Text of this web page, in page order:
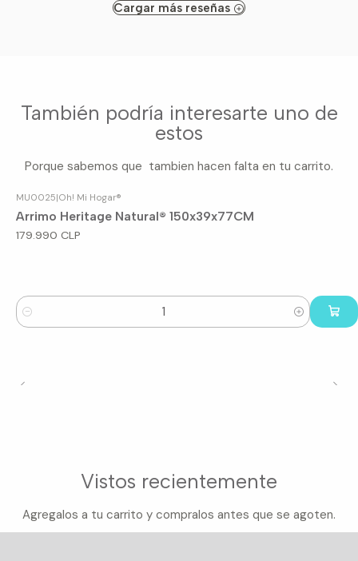
Cargar más reseñas
También podría interesarte uno de
estos
Porque sabemos que tambien hacen falta en tu carrito.
MU0025|Oh! Mi Hogar®
Arrimo Heritage Natural® 150x39x77CM
179.990 CLP
Cantidad
Vistos recientemente
Agregalos a tu carrito y compralos antes que se agoten.